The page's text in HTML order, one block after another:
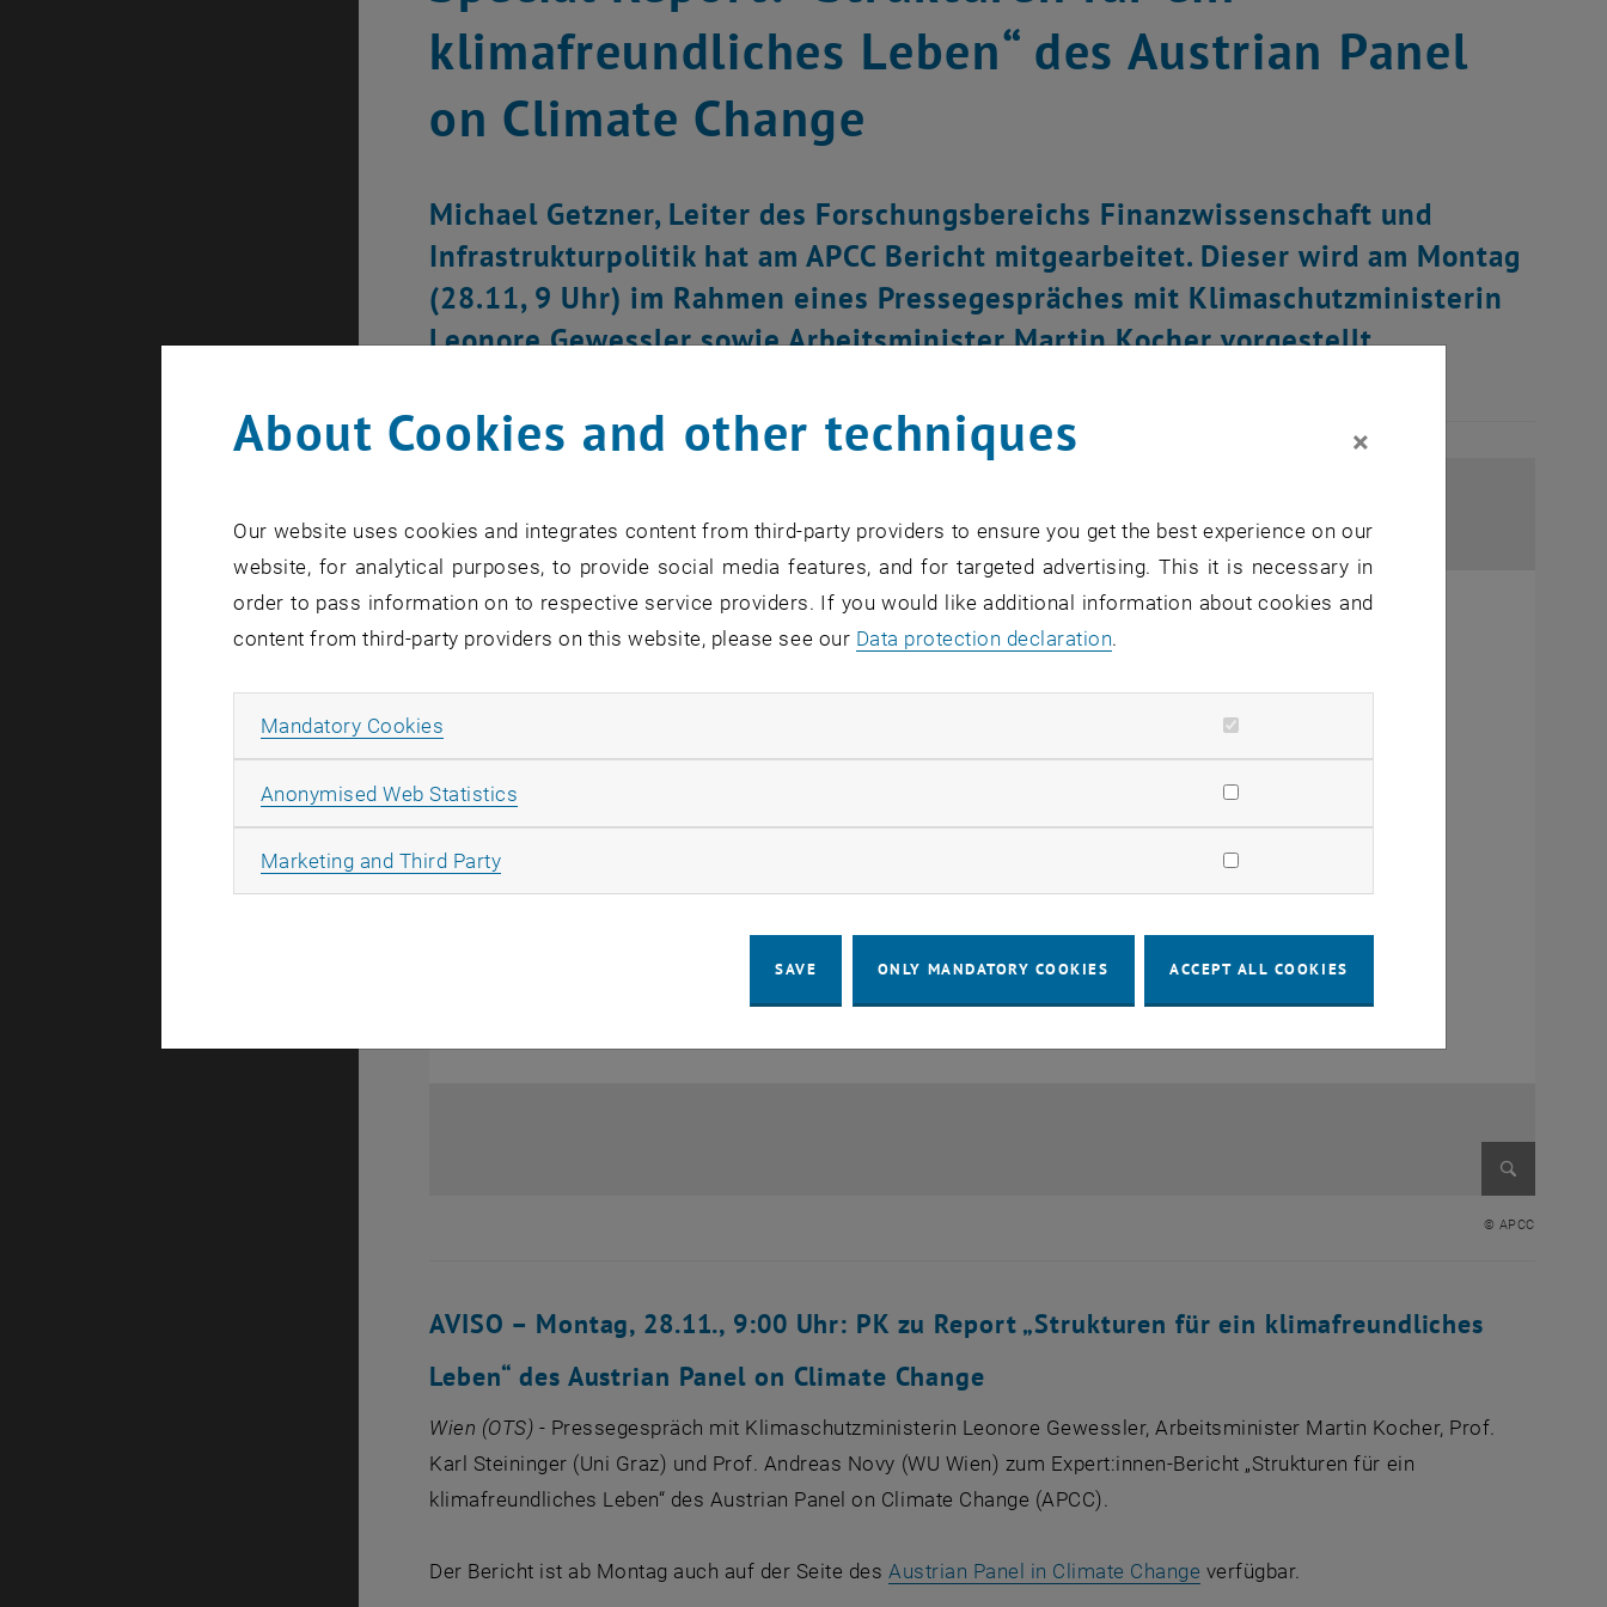
klimafreundliches Leben“ des Austrian Panel
on Climate Change
Michael Getzner, Leiter des Forschungsbereichs Finanzwissenschaft und
Infrastrukturpolitik hat am APCC Bericht mitgearbeitet. Dieser wird am Montag
(28.11, 9 Uhr) im Rahmen eines Pressegespräches mit Klimaschutzministerin
Leonore Gewessler sowie Arbeitsminister Martin Kocher vorgestellt.
© APCC
AVISO – Montag, 28.11., 9:00 Uhr: PK zu Report „Strukturen für ein klimafreundliches
Leben“ des Austrian Panel on Climate Change
Wien (OTS) - Pressegespräch mit Klimaschutzministerin Leonore Gewessler, Arbeitsminister Martin Kocher, Prof.
Karl Steininger (Uni Graz) und Prof. Andreas Novy (WU Wien) zum Expert:innen-Bericht „Strukturen für ein
klimafreundliches Leben“ des Austrian Panel on Climate Change (APCC).
Der Bericht ist ab Montag auch auf der Seite des Austrian Panel in Climate Change , opens an external URL in a new window
verfügbar.
About Cookies and other techniques ×
Our website uses cookies and integrates content from third-party providers to ensure you get the best experience on our
website, for analytical purposes, to provide social media features, and for targeted advertising. This it is necessary in
order to pass information on to respective service providers. If you would like additional information about cookies and
content from third-party providers on this website, please see our Data protection declaration.
Mandatory Cookies
Anonymised Web Statistics
Marketing and Third PartyAllow marketing cookies
SAVE ONLY MANDATORY COOKIES ACCEPT ALL COOKIES